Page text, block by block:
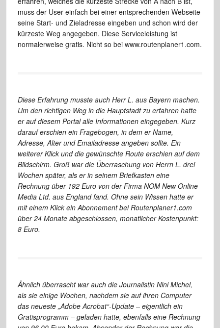
muss der User einfach bei einer entsprechenden Webseite
seine Start- und Zieladresse eingeben und schon wird der
kürzeste Weg angegeben. Diese Serviceleistung ist
normalerweise gratis. Nicht so bei www.routenplaner1.com.
Diese Erfahrung musste auch Herr L. aus Bayern machen.
Um den richtigen Weg in die Hauptstadt zu erfahren hatte
er auf diesem Portal alle Informationen eingegeben. Kurz
darauf erschien ein Fragebogen, in dem er Name,
Adresse, Alter und Emailadresse angeben sollte. Ein
weiterer Klick und die gewünschte Route erschien auf dem
Bildschirm. Groß war die Überraschung von Herrn L. drei
Wochen später, als er in seinem Briefkasten eine
Rechnung über 192 Euro von der Firma NOM New Online
Media Ltd. aus England fand. Ohne sein Wissen hatte er
mit einem Klick ein Abonnement bei Routenplaner1.com
über 24 Monate abgeschlossen, monatlicher Kostenpunkt:
8 Euro.
Ähnlich überrascht war auch die Journalistin Nini Michel,
als sie einige Wochen, nachdem sie auf ihren Computer
das neueste „Adobe Acrobat“-Update – eigentlich ein
Gratisprogramm – geladen hatte, ebenfalls eine Rechnung